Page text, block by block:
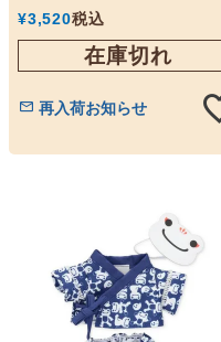
¥3,520税込
在庫切れ
再入荷お知らせ